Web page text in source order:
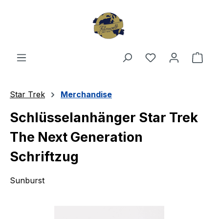
Du hast 0
Star Trek Merchandise
Schlüsselanhänger Star Trek
The Next Generation
Schriftzug
Sunburst